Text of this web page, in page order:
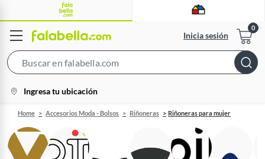
Inicia sesión
Bar
location-
icon
Ingresa tu ubicación
Home Accesorios Moda - Bolsos Riñoneras Riñoneras para mujer